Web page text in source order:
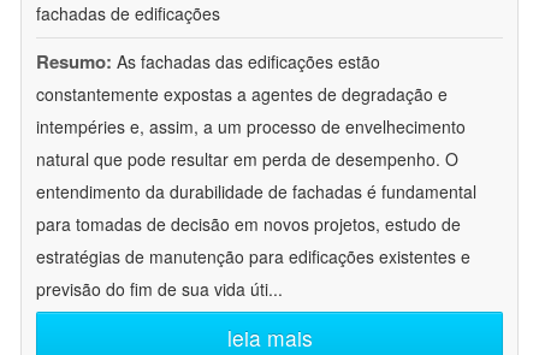
fachadas de edificações
Resumo: As fachadas das edificações estão
constantemente expostas a agentes de degradação e
intempéries e, assim, a um processo de envelhecimento
natural que pode resultar em perda de desempenho. O
entendimento da durabilidade de fachadas é fundamental
para tomadas de decisão em novos projetos, estudo de
estratégias de manutenção para edificações existentes e
previsão do fim de sua vida úti...
leia mais